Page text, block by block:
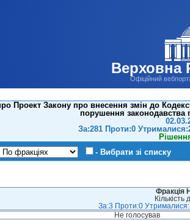
Верховна
Офіційний
Проект Закону про внесення змін до
порушення
За:281 Проти:0
- Вибрати зі списку
Фракція
Кількість
За:3 Проти:0
Не голосував